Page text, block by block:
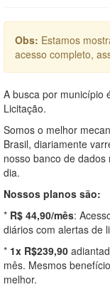
Obs: Estamos
acesso completo,
A busca por município
Licitação.
Somos o melhor
Brasil, diariamente
nosso banco de
dia.
Nossos planos são:
* R$ 44,90/mês:
diários com alertas de
* 1x R$239,90
mês. Mesmos
melhor.